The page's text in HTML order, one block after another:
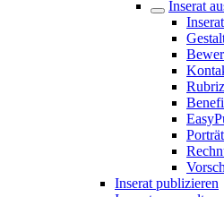
Inserat
Inserat
Porträt
Inserat publizieren